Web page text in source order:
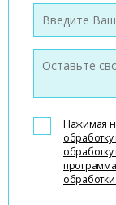
Нажимая